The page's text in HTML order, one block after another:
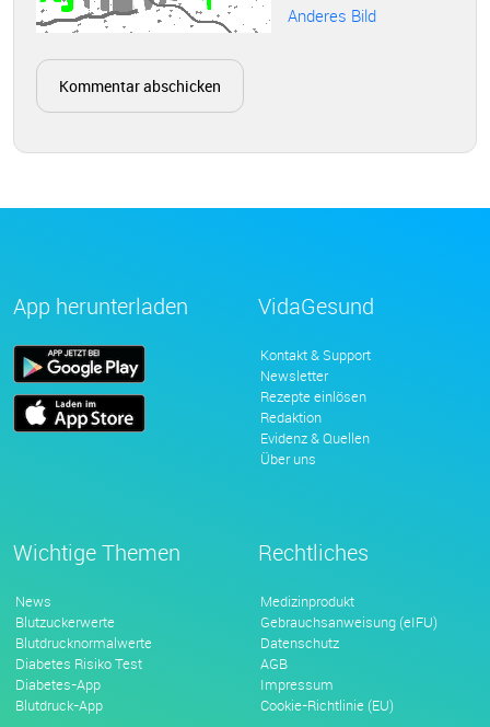
Anderes Bild
App herunterladen VidaGesund
Kontakt & Support
Newsletter
Rezepte einlösen
Redaktion
Evidenz & Quellen
Über uns
Wichtige Themen
News
Blutzuckerwerte
Blutdrucknormalwerte
Diabetes Risiko Test
Diabetes-App
Blutdruck-App
Rechtliches
Medizinprodukt
Gebrauchsanweisung (eIFU)
Datenschutz
AGB
Impressum
Cookie-Richtlinie (EU)